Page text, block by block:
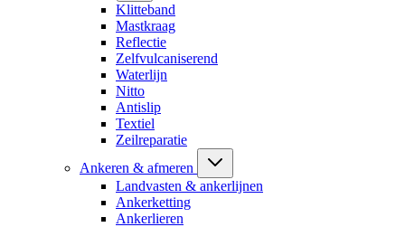
Klitteband
Mastkraag
Reflectie
Zelfvulcaniserend
Waterlijn
Nitto
Antislip
Textiel
Zeilreparatie
Ankeren & afmeren
Landvasten & ankerlijnen
Ankerketting
Ankerlieren